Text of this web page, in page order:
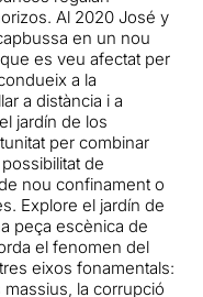
Al 2020 José y
en un nou
es veu afectat per
a la
a distància i a
jardín de los
per combinar
de
nou confinament o
Explore el jardín de
peça escènica de
el fenomen del
eixos fonamentals:
la corrupció